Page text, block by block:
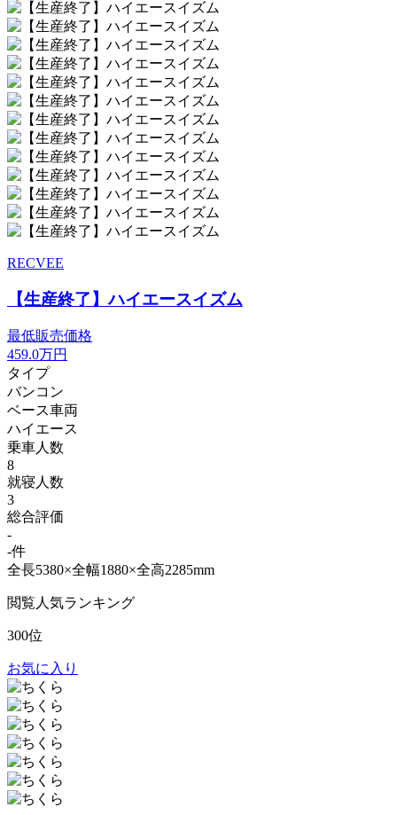
RECVEE
【生産終了】ハイエースイズム
最低販売価格
459.0万円
タイプ
バンコン
ベース車両
ハイエース
乗車人数
8
就寝人数
3
総合評価
-
-件
全長5380×全幅1880×全高2285mm
閲覧人気ランキング
300位
お気に入り